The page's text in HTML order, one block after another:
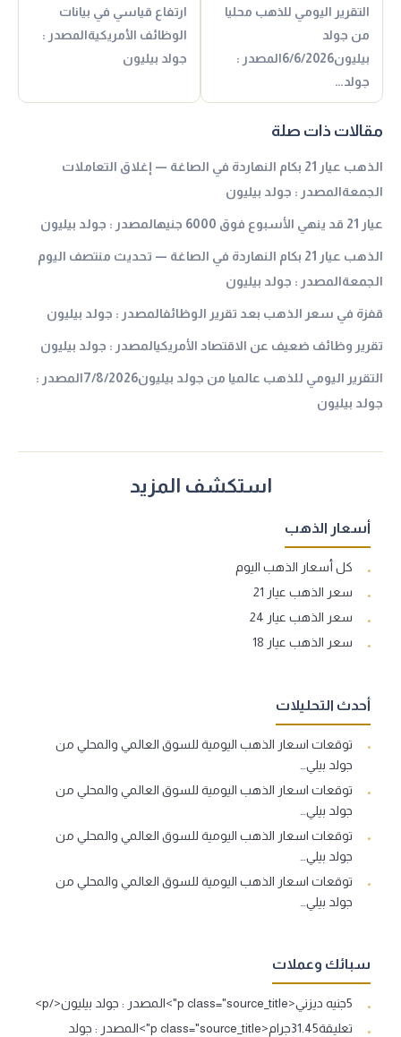
التقرير اليومي للذهب محليا
من جولد
بيليون6/6/2026المصدر :
جولد…
ارتفاع قياسي في بيانات
الوظائف الأمريكيةالمصدر :
جولد بيليون
مقالات ذات صلة
الذهب عيار 21 بكام النهاردة في الصاغة — إغلاق التعاملات
الجمعةالمصدر : جولد بيليون
عيار 21 قد ينهي الأسبوع فوق 6000 جنيهالمصدر : جولد بيليون
الذهب عيار 21 بكام النهاردة في الصاغة — تحديث منتصف اليوم
الجمعةالمصدر : جولد بيليون
قفزة في سعر الذهب بعد تقرير الوظائفالمصدر : جولد بيليون
تقرير وظائف ضعيف عن الاقتصاد الأمريكيالمصدر : جولد بيليون
التقرير اليومي للذهب عالميا من جولد بيليون7/8/2026المصدر :
جولد بيليون
استكشف المزيد
أسعار الذهب
كل أسعار الذهب اليوم
سعر الذهب عيار 21
سعر الذهب عيار 24
سعر الذهب عيار 18
أحدث التحليلات
توقعات اسعار الذهب اليومية للسوق العالمي والمحلي من
جولد بيلي…
توقعات اسعار الذهب اليومية للسوق العالمي والمحلي من
جولد بيلي…
توقعات اسعار الذهب اليومية للسوق العالمي والمحلي من
جولد بيلي…
توقعات اسعار الذهب اليومية للسوق العالمي والمحلي من
جولد بيلي…
سبائك وعملات
5جنيه ديزني<p class="source_title">المصدر : جولد بيليون</p>
تعليقة31.45جرام<p class="source_title">المصدر : جولد